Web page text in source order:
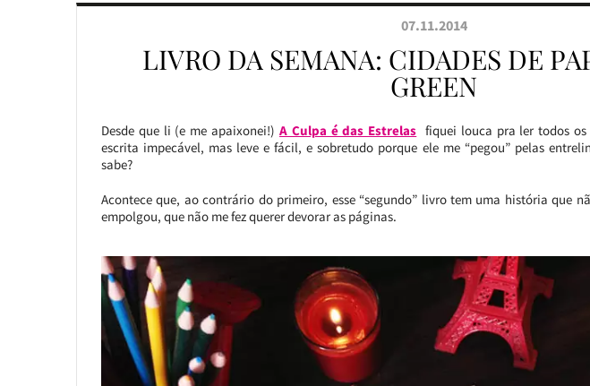
07.11.2014
LIVRO DA SEMANA: CIDADES DE
GREEN
Desde que li (e me apaixonei!) A Culpa é das Estrelas fiquei louca pra ler todos
escrita impecável, mas leve e fácil, e sobretudo porque ele me “pegou” pelas
sabe?
Acontece que, ao contrário do primeiro, esse “segundo” livro tem uma história que
empolgou, que não me fez querer devorar as páginas.